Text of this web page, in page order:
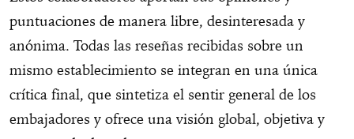
puntuaciones de manera libre, desinteresada y
anónima. Todas las reseñas recibidas sobre un
mismo establecimiento se integran en una única
crítica final, que sintetiza el sentir general de los
embajadores y ofrece una visión global, objetiva y